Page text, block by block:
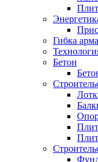
Гибка
Бетон